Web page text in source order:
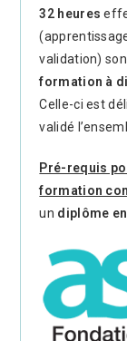
32 heures
validation)
formation à
Celle-ci est
validé
Pré-requis
formation
un diplôme